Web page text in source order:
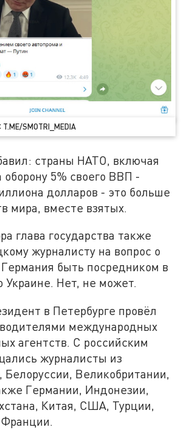
SMOTRI_MEDIA
страны НАТО, включая
5% своего ВВП -
долларов - это больше
мира, вместе взятых.
глава государства также
журналисту на вопрос о
быть посредником в
Украине. Нет, не может.
в Петербурге провёл
международных
агентств. С российским
журналисты из
Белоруссии, Великобритании,
Германии, Индонезии,
Китая, США, Турции,
Франции.